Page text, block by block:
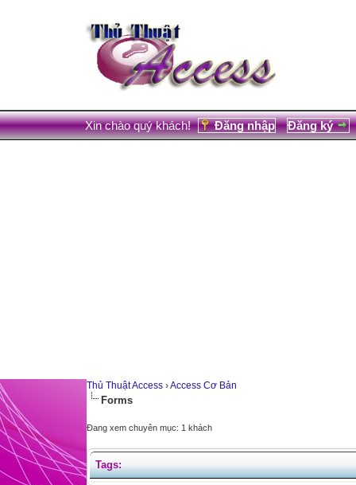
Xin chào quý khách! Đăng nhập Đăng ký
Thủ Thuật Access ›Access Cơ Bản
Forms
Đang xem chuyên mục: 1 khách
Tags: